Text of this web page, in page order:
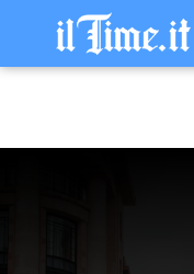
contenuto